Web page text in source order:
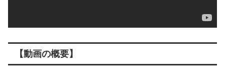
【動画の概要】